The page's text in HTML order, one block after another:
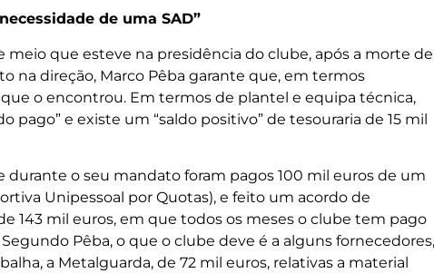
de uma SAD”
meio que esteve na presidência do clube, após a morte de
na direção, Marco Pêba garante que, em termos
o encontrou. Em termos de plantel e equipa técnica,
pago” e existe um “saldo positivo” de tesouraria de 15 mil
o seu mandato foram pagos 100 mil euros de um
Unipessoal por Quotas), e feito um acordo de
143 mil euros, em que todos os meses o clube tem pago
Pêba, o que o clube deve é a alguns fornecedores,
a Metalguarda, de 72 mil euros, relativas a material